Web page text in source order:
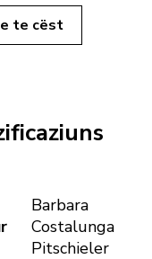
te cëst
Barbara
Costalunga
Pitschieler